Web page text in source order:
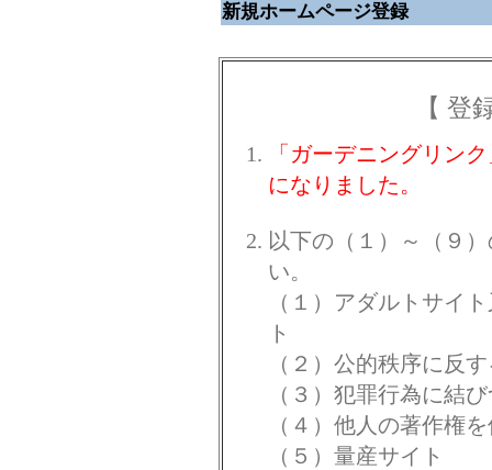
新規ホームページ登録
【 登
「ガーデニングリン
になりました。
以下の（１）～（９
い。
（１）アダルトサイ
ト
（２）公的秩序に反
（３）犯罪行為に結
（４）他人の著作権
（５）量産サイト